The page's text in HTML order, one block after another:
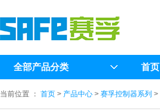
全部产品分类 首页
当前位置 ： 首页 > 产品中心 > 赛孚控制器系列 >